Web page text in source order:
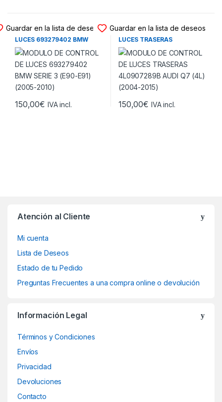
Guardar en la lista de deseos
MODULO DE CONTROL DE
LUCES 693279402 BMW
SERIE 3 (E90-E91) (2005-
2010)
150,00€ IVA incl.
Guardar en la lista de deseos
MODULO DE CONTROL DE
LUCES TRASERAS
4L0907289B AUDI Q7 (4L)
(2004-2015)
150,00€ IVA incl.
Atención al Cliente
Mi cuenta
Lista de Deseos
Estado de tu Pedido
Preguntas Frecuentes a una compra online o devolución
Información Legal
Términos y Condiciones
Envíos
Privacidad
Devoluciones
Contacto